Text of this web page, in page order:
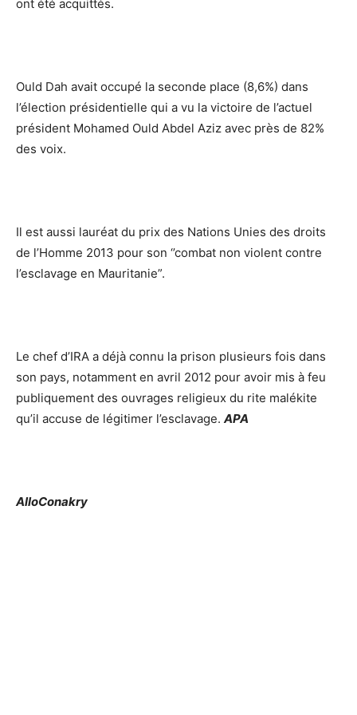
ont été acquittés.
Ould Dah avait occupé la seconde place (8,6%) dans
l’élection présidentielle qui a vu la victoire de l’actuel
président Mohamed Ould Abdel Aziz avec près de 82%
des voix.
Il est aussi lauréat du prix des Nations Unies des droits
de l’Homme 2013 pour son ‘’combat non violent contre
l’esclavage en Mauritanie”.
Le chef d’IRA a déjà connu la prison plusieurs fois dans
son pays, notamment en avril 2012 pour avoir mis à feu
publiquement des ouvrages religieux du rite malékite
qu’il accuse de légitimer l’esclavage. APA
AlloConakry